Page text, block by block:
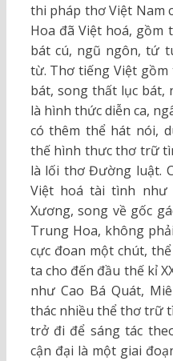
thi pháp thơ Việt Nam
Hoa đã Việt hoá,
bát cú, ngũ ngôn, tứ
từ. Thơ tiếng Việt
bát, song thất lục bát,
là hình thức diễn ca,
có thêm thể hát nói,
thế hình thưc thơ trữ
là lối thơ Đường luật.
Việt hoá tài tình như
Xương, song về gốc
Trung Hoa, không
cực đoan một chút,
ta cho đến đầu thế kỉ
như Cao Bá Quát,
thác nhiều thể thơ trữ
trở đi để sáng tác
cận đại là một giai